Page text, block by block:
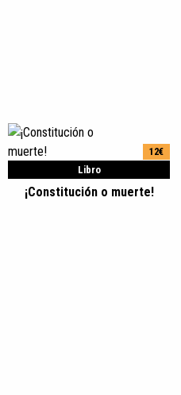
Libro
12€
¡Constitución o muerte!